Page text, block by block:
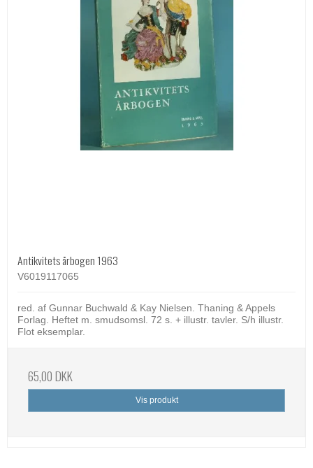
Antikvitets årbogen 1963
V6019117065
red. af Gunnar Buchwald & Kay Nielsen. Thaning & Appels
Forlag. Heftet m. smudsomsl. 72 s. + illustr. tavler. S/h illustr.
Flot eksemplar.
65,00 DKK
Vis produkt